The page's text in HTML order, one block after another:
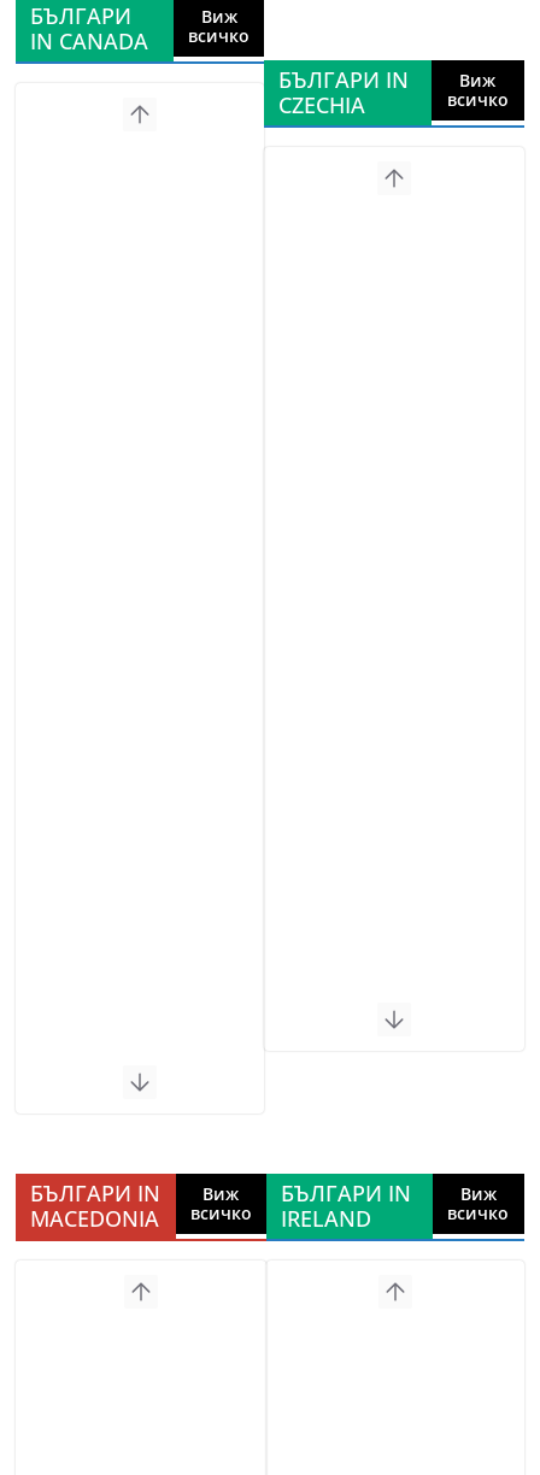
БЪЛГАРИ
IN CANADA
Виж
всичко
БЪЛГАРИ IN
CZECHIA
Виж
всичко
БЪЛГАРИ IN
MACEDONIA
Виж
всичко
БЪЛГАРИ IN
IRELAND
Виж
всичко